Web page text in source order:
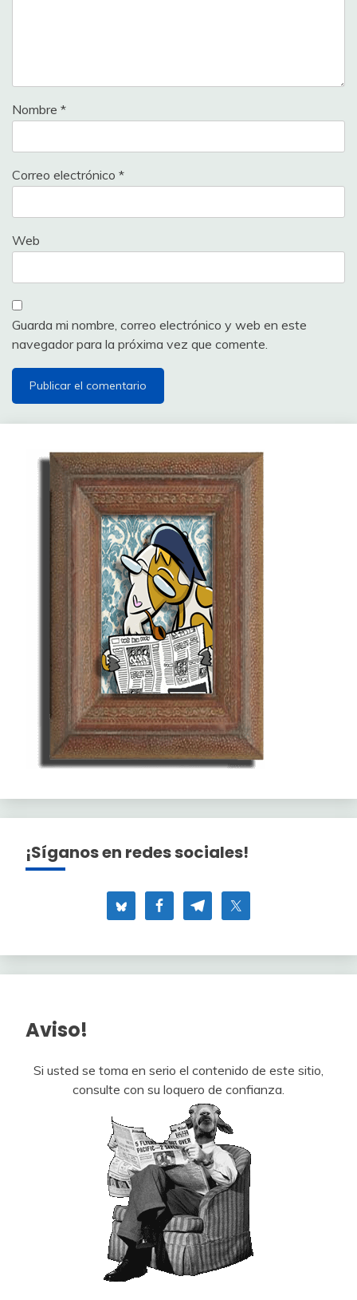
Nombre *
Correo electrónico *
Web
Guarda mi nombre, correo electrónico y web en este
navegador para la próxima vez que comente.
¡Síganos en redes sociales!
Aviso!
Si usted se toma en serio el contenido de este sitio,
consulte con su loquero de confianza.